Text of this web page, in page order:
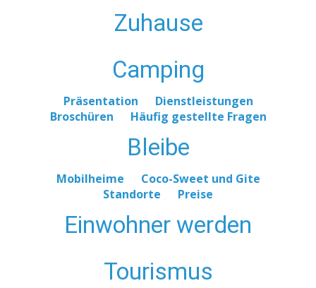
Zuhause
Camping
Präsentation
Dienstleistungen
Broschüren
Häufig gestellte Fragen
Bleibe
Mobilheime
Coco-Sweet und Gite
Standorte
Preise
Einwohner werden
Tourismus